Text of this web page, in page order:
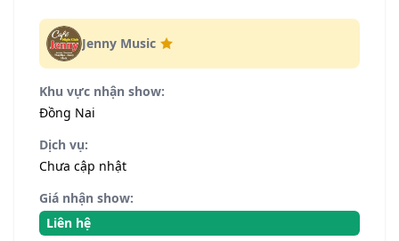
Jenny Music
Khu vực nhận show:
Đồng Nai
Dịch vụ:
Chưa cập nhật
Giá nhận show:
Liên hệ